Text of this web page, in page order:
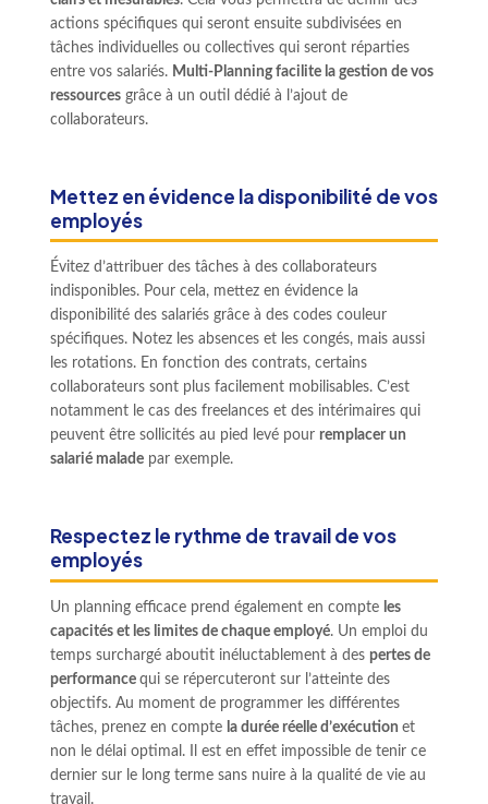
actions spécifiques qui seront ensuite subdivisées en
tâches individuelles ou collectives qui seront réparties
entre vos salariés. Multi-Planning facilite la gestion de vos
ressources grâce à un outil dédié à l’ajout de
collaborateurs.
Mettez en évidence la disponibilité de vos
employés
Évitez d’attribuer des tâches à des collaborateurs
indisponibles. Pour cela, mettez en évidence la
disponibilité des salariés grâce à des codes couleur
spécifiques. Notez les absences et les congés, mais aussi
les rotations. En fonction des contrats, certains
collaborateurs sont plus facilement mobilisables. C’est
notamment le cas des freelances et des intérimaires qui
peuvent être sollicités au pied levé pour remplacer un
salarié malade par exemple.
Respectez le rythme de travail de vos
employés
Un planning efficace prend également en compte les
capacités et les limites de chaque employé. Un emploi du
temps surchargé aboutit inéluctablement à des pertes de
performance qui se répercuteront sur l’atteinte des
objectifs. Au moment de programmer les différentes
tâches, prenez en compte la durée réelle d’exécution et
non le délai optimal. Il est en effet impossible de tenir ce
dernier sur le long terme sans nuire à la qualité de vie au
travail.